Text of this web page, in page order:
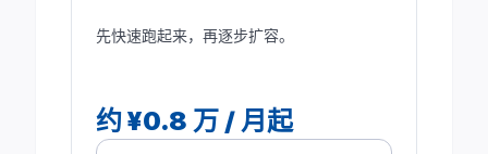
先快速跑起来，再逐步扩容。
约 ¥0.8 万 / 月起